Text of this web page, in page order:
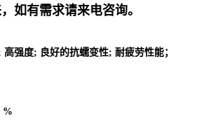
如有需求请来电咨询。
强度; 良好的抗蠕变性; 耐疲劳性能；
%